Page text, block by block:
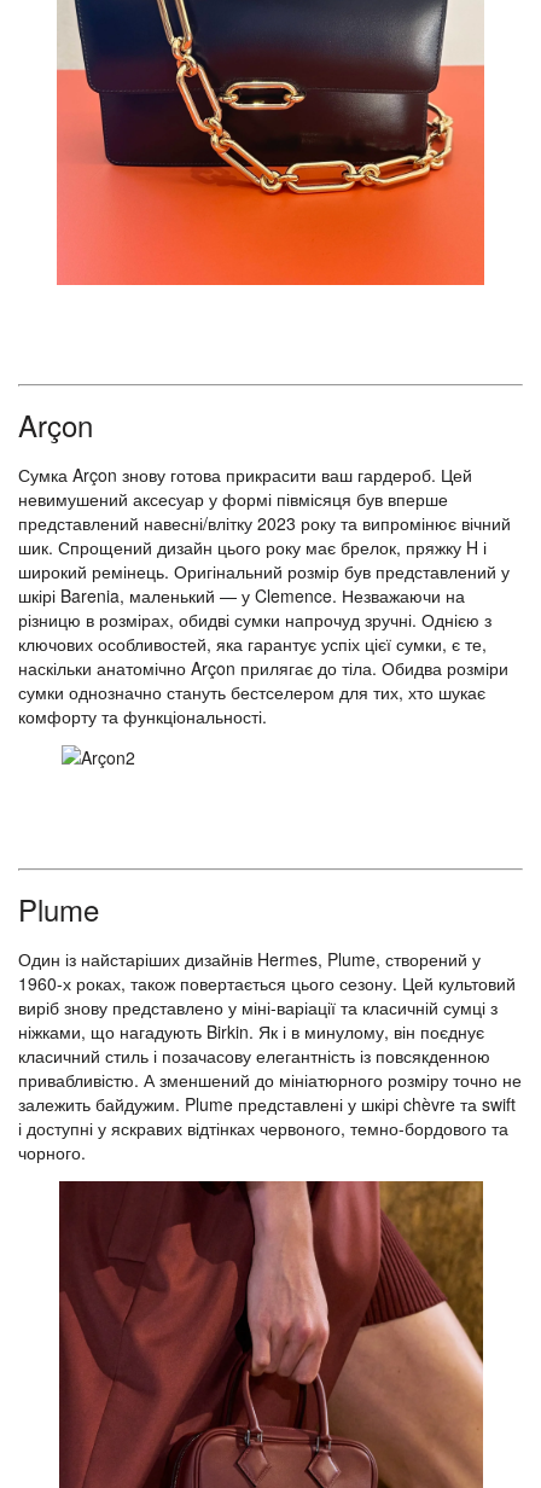
Arçon
Сумка Arçon знову готова прикрасити ваш гардероб. Цей
невимушений аксесуар у формі півмісяця був вперше
представлений навесні/влітку 2023 року та випромінює вічний
шик. Спрощений дизайн цього року має брелок, пряжку H і
широкий ремінець. Оригінальний розмір був представлений у
шкірі Barenia, маленький — у Clemence. Незважаючи на
різницю в розмірах, обидві сумки напрочуд зручні. Однією з
ключових особливостей, яка гарантує успіх цієї сумки, є те,
наскільки анатомічно Arçon прилягає до тіла. Обидва розміри
сумки однозначно стануть бестселером для тих, хто шукає
комфорту та функціональності.
Plume
Один із найстаріших дизайнів Hermеs, Plume, створений у
1960-х роках, також повертається цього сезону. Цей культовий
виріб знову представлено у міні-варіації та класичній сумці з
ніжками, що нагадують Birkin. Як і в минулому, він поєднує
класичний стиль і позачасову елегантність із повсякденною
привабливістю. А зменшений до мініатюрного розміру точно не
залежить байдужим. Plume представлені у шкірі chèvre та swift
і доступні у яскравих відтінках червоного, темно-бордового та
чорного.